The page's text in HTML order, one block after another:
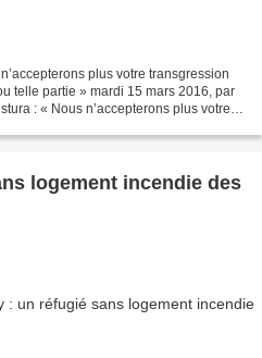
plus votre transgression
telle partie » mardi 15 mars 2016, par
: « Nous n’accepterons plus votre
logement incendie des